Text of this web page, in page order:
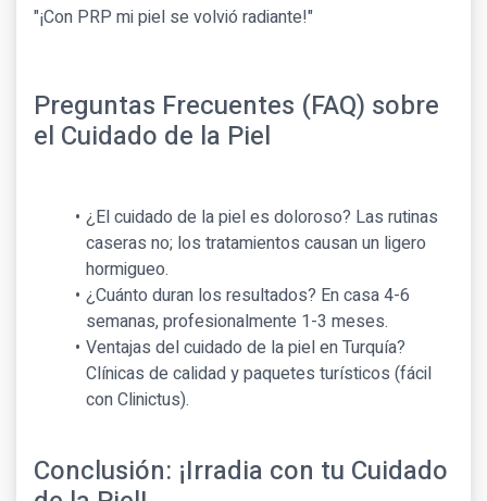
"¡Con PRP mi piel se volvió radiante!"
Preguntas Frecuentes (FAQ) sobre
el Cuidado de la Piel
¿El cuidado de la piel es doloroso? Las rutinas
caseras no; los tratamientos causan un ligero
hormigueo.
¿Cuánto duran los resultados? En casa 4-6
semanas, profesionalmente 1-3 meses.
Ventajas del cuidado de la piel en Turquía?
Clínicas de calidad y paquetes turísticos (fácil
con Clinictus).
Conclusión: ¡Irradia con tu Cuidado